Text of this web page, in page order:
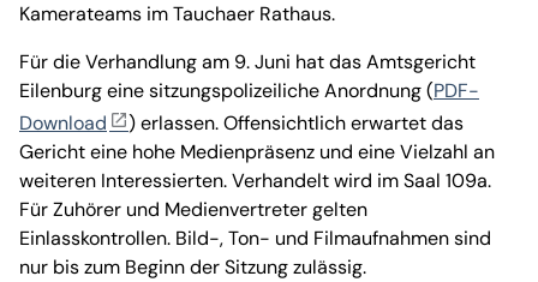
Kamerateams im Tauchaer Rathaus.
Für die Verhandlung am 9. Juni hat das Amtsgericht
Eilenburg eine sitzungspolizeiliche Anordnung (PDF-
Download
) erlassen. Offensichtlich erwartet das
Gericht eine hohe Medienpräsenz und eine Vielzahl an
weiteren Interessierten. Verhandelt wird im Saal 109a.
Für Zuhörer und Medienvertreter gelten
Einlasskontrollen. Bild-, Ton- und Filmaufnahmen sind
nur bis zum Beginn der Sitzung zulässig.